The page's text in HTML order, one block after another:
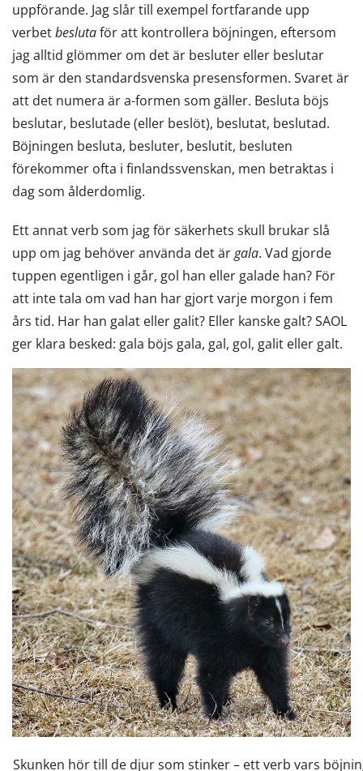
uppförande. Jag slår till exempel fortfarande upp
verbetbeslutaför att kontrollera böjningen, eftersom
jag alltid glömmer om det är besluter eller beslutar
som är den standardsvenska presensformen. Svaret är
att det numera är a-formen som gäller. Besluta böjs
beslutar, beslutade (eller beslöt), beslutat, beslutad.
Böjningen besluta, besluter, beslutit, besluten
förekommer ofta i finlandssvenskan, men betraktas i
dag som ålderdomlig.
Ett annat verb som jag för säkerhets skull brukar slå
upp om jag behöver använda det ärgala. Vad gjorde
tuppen egentligen i går, gol han eller galade han? För
att inte tala om vad han har gjort varje morgon i fem
års tid. Har han galat eller galit? Eller kanske galt? SAOL
ger klara besked: gala böjs gala, gal, gol, galit eller galt.
Skunken hör till de djur som stinker – ett verb vars